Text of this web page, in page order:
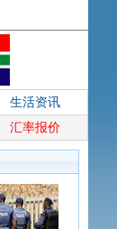
生活资讯
汇率报价